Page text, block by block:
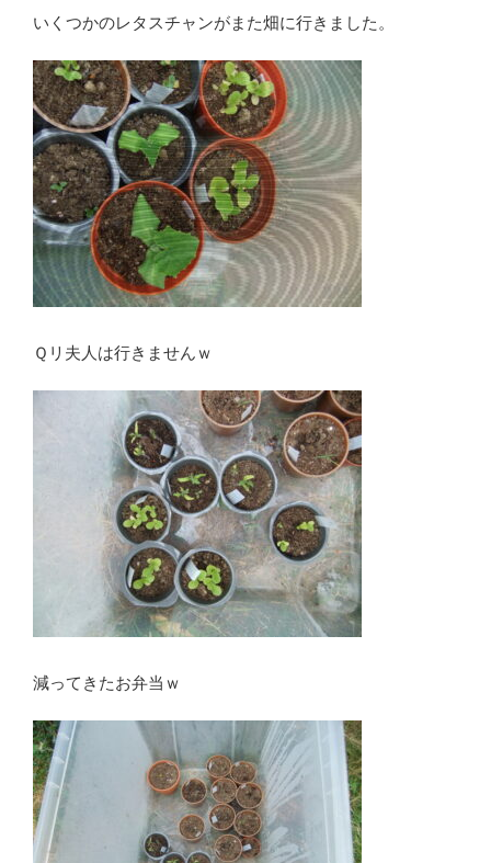
いくつかのレタスチャンがまた畑に行きました。
Ｑリ夫人は行きませんｗ
減ってきたお弁当ｗ